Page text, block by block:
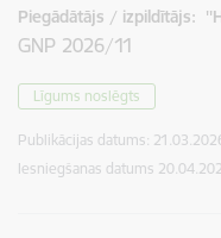
Piegādātājs / izpildītājs:
GNP 2026/11
Līgums noslēgts
Publikācijas datums:
Iesniegšanas datums